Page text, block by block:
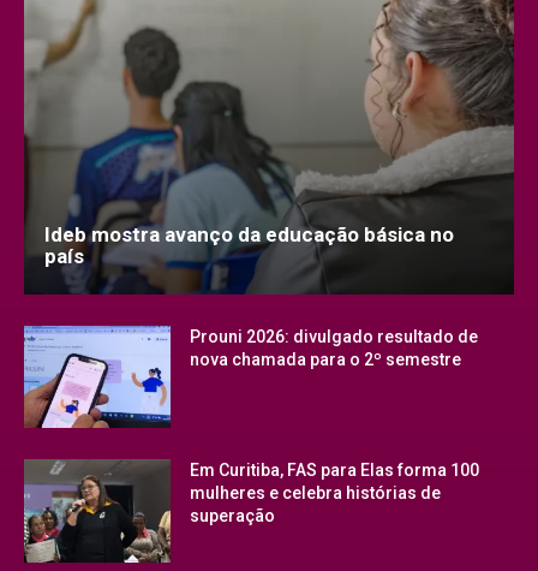
Ideb mostra avanço da educação básica no
país
Prouni 2026: divulgado resultado de
nova chamada para o 2º semestre
Em Curitiba, FAS para Elas forma 100
mulheres e celebra histórias de
superação